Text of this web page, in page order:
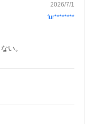
2026/7/1
fur********
い。